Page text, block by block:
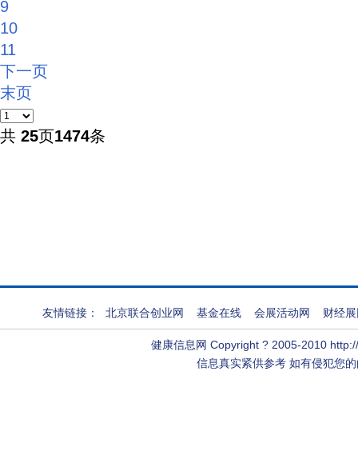
9
10
11
下一页
末页
共 25页1474条
友情链接： 北京联合创业网 基金在线 会展活动网 财经
健康信息网 Copyright ? 2005-2010
信息真实紧供参考 如有侵犯您